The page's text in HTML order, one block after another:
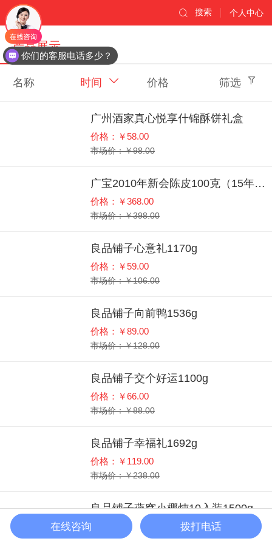
个人中心
搜索
产品展示
名称 时间 价格 筛选
广州酒家真心悦享什锦酥饼礼盒
价格：￥58.00
市场价：￥98.00
广宝2010年新会陈皮100克（15年陈皮）
价格：￥368.00
市场价：￥398.00
良品铺子心意礼1170g
价格：￥59.00
市场价：￥106.00
良品铺子向前鸭1536g
价格：￥89.00
市场价：￥128.00
良品铺子交个好运1100g
价格：￥66.00
市场价：￥88.00
良品铺子幸福礼1692g
价格：￥119.00
市场价：￥238.00
良品铺子燕窝小椰炖10入装1500g
价格：￥256.00
市场价：￥368.00
你们的客服电话多少？
在线咨询 拨打电话